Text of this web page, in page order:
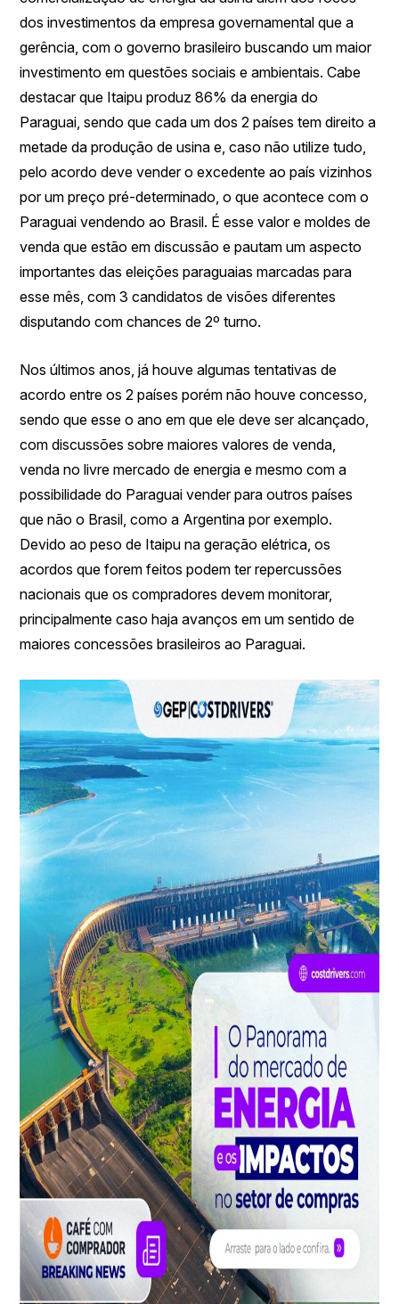
dos investimentos da empresa governamental que a
gerência, com o governo brasileiro buscando um maior
investimento em questões sociais e ambientais. Cabe
destacar que Itaipu produz 86% da energia do
Paraguai, sendo que cada um dos 2 países tem direito a
metade da produção de usina e, caso não utilize tudo,
pelo acordo deve vender o excedente ao país vizinhos
por um preço pré-determinado, o que acontece com o
Paraguai vendendo ao Brasil. É esse valor e moldes de
venda que estão em discussão e pautam um aspecto
importantes das eleições paraguaias marcadas para
esse mês, com 3 candidatos de visões diferentes
disputando com chances de 2º turno.
Nos últimos anos, já houve algumas tentativas de
acordo entre os 2 países porém não houve concesso,
sendo que esse o ano em que ele deve ser alcançado,
com discussões sobre maiores valores de venda,
venda no livre mercado de energia e mesmo com a
possibilidade do Paraguai vender para outros países
que não o Brasil, como a Argentina por exemplo.
Devido ao peso de Itaipu na geração elétrica, os
acordos que forem feitos podem ter repercussões
nacionais que os compradores devem monitorar,
principalmente caso haja avanços em um sentido de
maiores concessões brasileiros ao Paraguai.